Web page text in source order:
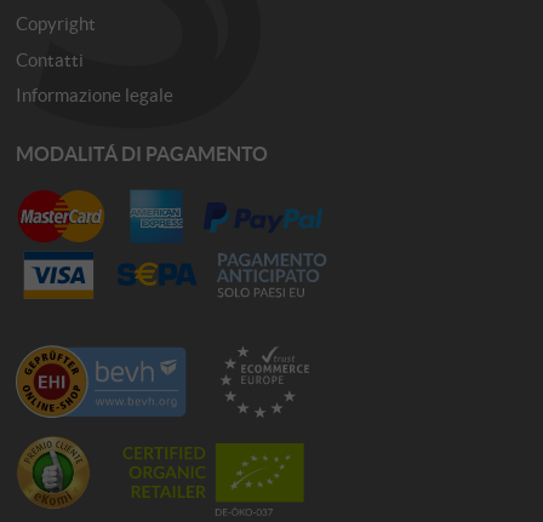
Copyright
Contatti
Informazione legale
MODALITÁ DI PAGAMENTO